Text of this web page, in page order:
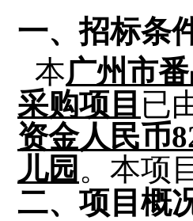
一、招标条
本广州市
采购项目 已
资金人民币
儿园 。本项
二、项目概